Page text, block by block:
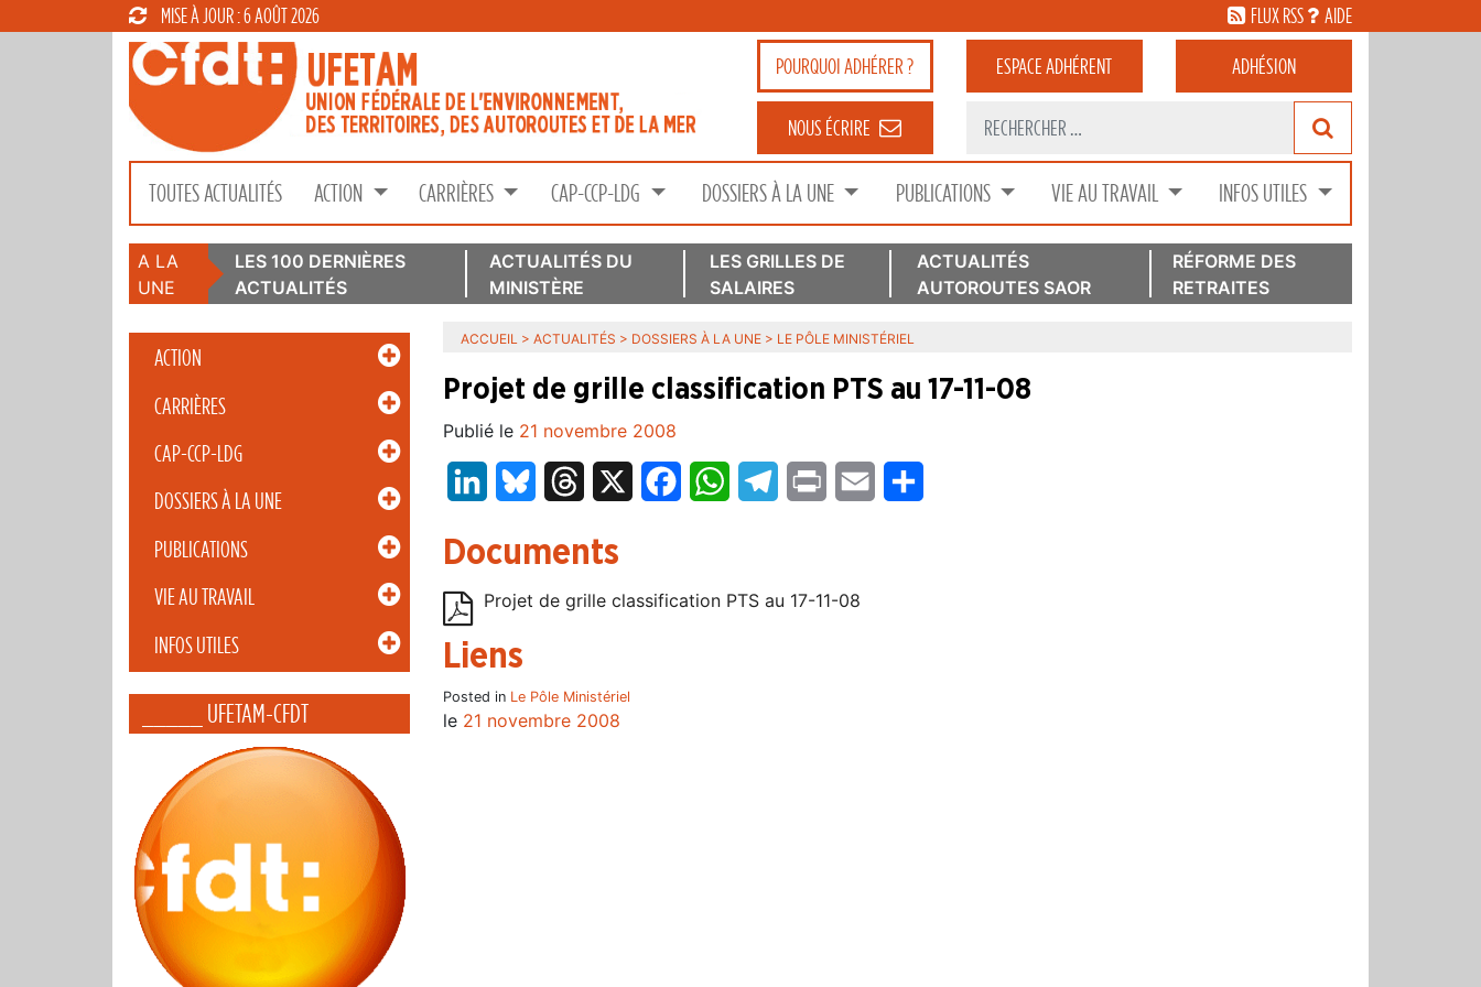
MISE À JOUR : 6 AOÛT 2026 FLUX RSS AIDE
POURQUOIADHÉRER ? ESPACEADHÉRENT ADHÉSION
NOUS ÉCRIRE
TOUTES ACTUALITÉS ACTION CARRIÈRES CAP-CCP-LDG DOSSIERS À LA UNE PUBLICATIONS VIE AU TRAVAIL INFOS UTILES
A LA
UNE
LES 100 DERNIÈRES
ACTUALITÉS
ACTUALITÉS DU
MINISTÈRE
LES GRILLES DE
SALAIRES
ACTUALITÉS
AUTOROUTES SAOR
RÉFORME DES
RETRAITES
ACTION
CARRIÈRES
CAP-CCP-LDG
DOSSIERS À LA UNE
PUBLICATIONS
VIE AU TRAVAIL
INFOS UTILES
_____ UFETAM-CFDT
ACCUEIL > ACTUALITÉS > DOSSIERS À LA UNE > LE PÔLE MINISTÉRIEL
Projet de grille classification PTS au 17-11-08
Publié le 21 novembre 2008
LinkedInBluesky Threads FacebookWhatsAppTelegram
Print Email
Documents
Projet de grille classification PTS au 17-11-08
Liens
Posted in Le Pôle Ministériel
le 21 novembre 2008